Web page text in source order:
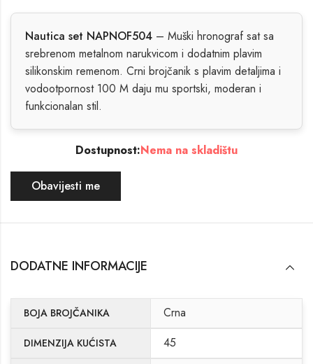
Nautica set NAPNOF504 – Muški hronograf sat sa
srebrenom metalnom narukvicom i dodatnim plavim
silikonskim remenom. Crni brojčanik s plavim detaljima i
vodootpornost 100 M daju mu sportski, moderan i
funkcionalan stil.
Dostupnost:Nema na skladištu
Obavijesti me
DODATNE INFORMACIJE
BOJA BROJČANIKA Crna
DIMENZIJA KUĆISTA 45